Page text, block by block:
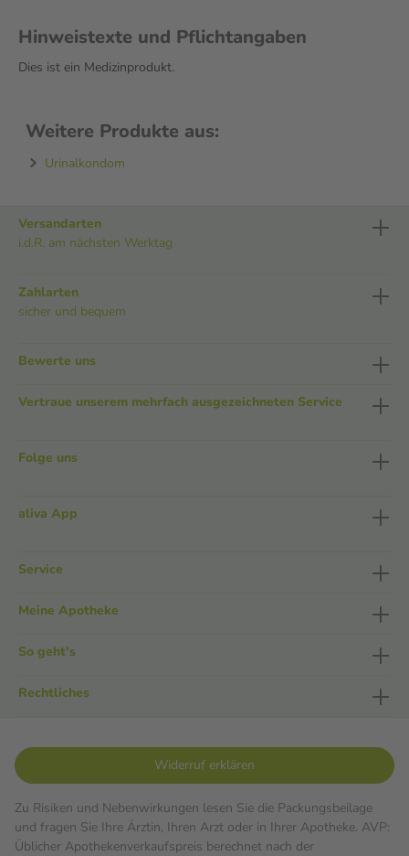
Hinweistexte und Pflichtangaben
Dies ist ein Medizinprodukt.
Weitere Produkte aus:
Urinalkondom
Versandarten
i.d.R. am nächsten Werktag
Zahlarten
sicher und bequem
Bewerte uns
Vertraue unserem mehrfach ausgezeichneten Service
Folge uns
aliva App
Service
Meine Apotheke
So geht's
Rechtliches
Widerruf erklären
Zu Risiken und Nebenwirkungen lesen Sie die Packungsbeilage
und fragen Sie Ihre Ärztin, Ihren Arzt oder in Ihrer Apotheke. AVP:
Üblicher Apothekenverkaufspreis berechnet nach der